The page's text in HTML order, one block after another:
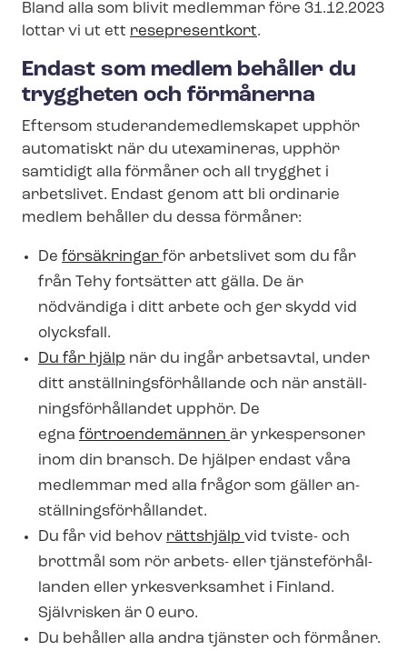
Bland alla som blivit medlemmar före 31.12.2023
lottar vi ut ett resepresentkort.
Endast som medlem behåller du
tryggheten och förmånerna
Eftersom stu­de­ran­de­med­lem­ska­pet upphör
automatiskt när du utexamineras, upphör
samtidigt alla förmåner och all trygghet i
arbetslivet. Endast genom att bli ordinarie
medlem behåller du dessa förmåner:
De försäkringar för arbetslivet som du får
från Tehy fortsätter att gälla. De är
nödvändiga i ditt arbete och ger skydd vid
olycksfall.
Du får hjälp när du ingår arbetsavtal, under
ditt an­ställ­nings­för­hål­lan­de och när an­ställ­
nings­för­hål­lan­det upphör. De
egna förtroendemännen är yrkespersoner
inom din bransch. De hjälper endast våra
medlemmar med alla frågor som gäller an­
ställ­nings­för­hål­lan­det.
Du får vid behov rättshjälp vid tviste- och
brottmål som rör arbets- eller tjäns­te­för­hål­
lan­den eller yrkesverksamhet i Finland.
Självrisken är 0 euro.
Du behåller alla andra tjänster och förmåner.